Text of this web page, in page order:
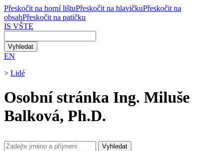
Přeskočit na horní lištuPřeskočit na hlavičkuPřeskočit na
obsahPřeskočit na patičku
IS VŠTE
EN
> Lidé
Osobní stránka Ing. Miluše
Balková, Ph.D.
Vyhledat